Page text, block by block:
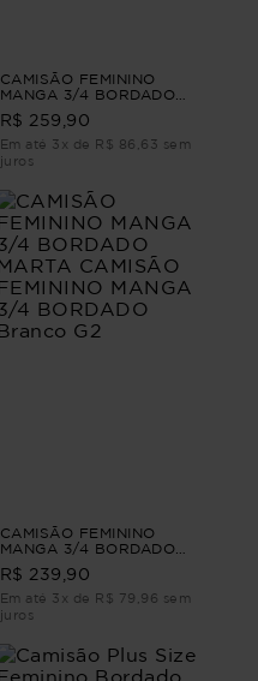
CAMISÃO FEMININO
MANGA 3/4 BORDADO
CELINE CAMISÃO
FEMININO BORDADO
Branco G3
R$ 259,90
Em até 3x de R$ 86,63 sem
juros
CAMISÃO FEMININO
MANGA 3/4 BORDADO
MARTA CAMISÃO
FEMININO MANGA 3/4
BORDADO Branco G2
R$ 239,90
Em até 3x de R$ 79,96 sem
juros